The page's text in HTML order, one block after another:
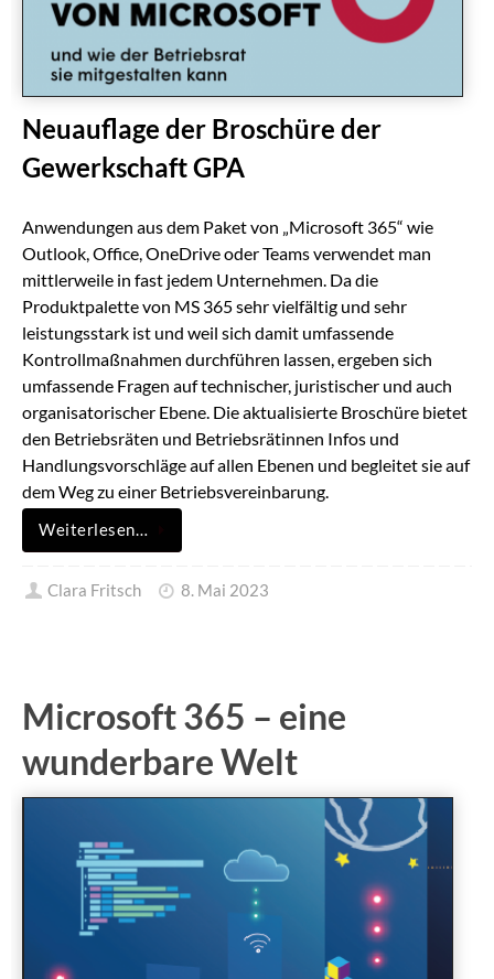
Neuauflage der Broschüre der
Gewerkschaft GPA
Anwendungen aus dem Paket von „Microsoft 365“ wie
Outlook, Office, OneDrive oder Teams verwendet man
mittlerweile in fast jedem Unternehmen. Da die
Produktpalette von MS 365 sehr vielfältig und sehr
leistungsstark ist und weil sich damit umfassende
Kontrollmaßnahmen durchführen lassen, ergeben sich
umfassende Fragen auf technischer, juristischer und auch
organisatorischer Ebene. Die aktualisierte Broschüre bietet
den Betriebsräten und Betriebsrätinnen Infos und
Handlungsvorschläge auf allen Ebenen und begleitet sie auf
dem Weg zu einer Betriebsvereinbarung.
Weiterlesen…
Clara Fritsch 8. Mai 2023
Microsoft 365 – eine
wunderbare Welt